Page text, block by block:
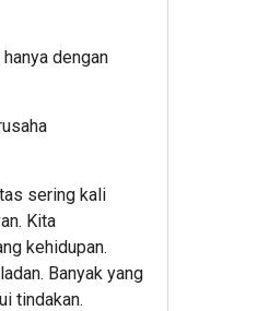
dengan
sering kali
Kita
kehidupan.
Banyak yang
tindakan.